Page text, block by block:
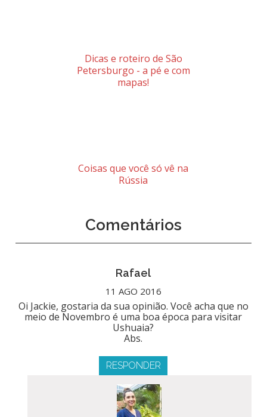
Dicas e roteiro de São
Petersburgo - a pé e com
mapas!
Coisas que você só vê na
Rússia
Comentários
Rafael
11 AGO 2016
Oi Jackie, gostaria da sua opinião. Você acha que no
meio de Novembro é uma boa época para visitar
Ushuaia?
Abs.
RESPONDER